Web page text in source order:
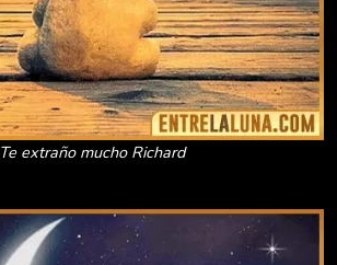
Te extraño mucho Richard